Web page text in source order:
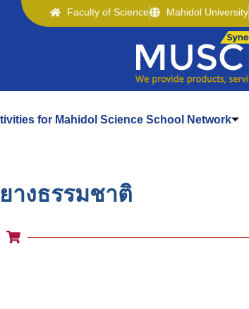
Faculty of Science Mahidol University
for Mahidol Science School Network
างธรรมชาติ